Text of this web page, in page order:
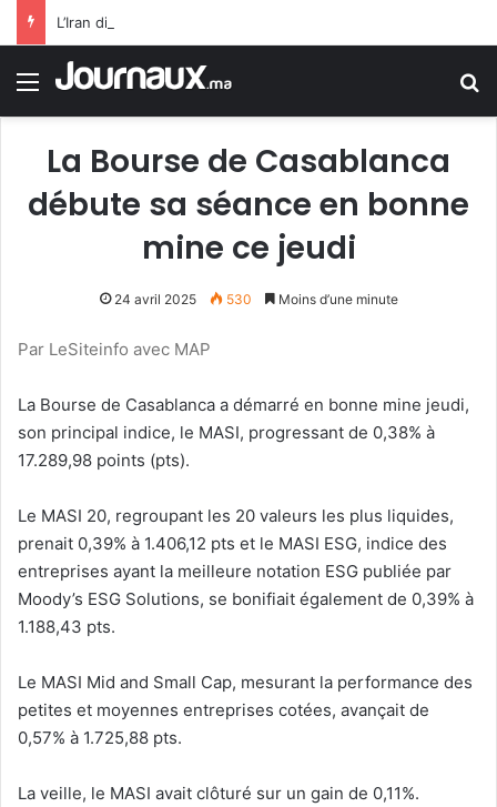
Menu
La Bourse de Casablanca
débute sa séance en bonne
mine ce jeudi
24 avril 2025 530 Moins d’une minute
Par LeSiteinfo avec MAP
La Bourse de Casablanca a démarré en bonne mine jeudi,
son principal indice, le MASI, progressant de 0,38% à
17.289,98 points (pts).
Le MASI 20, regroupant les 20 valeurs les plus liquides,
prenait 0,39% à 1.406,12 pts et le MASI ESG, indice des
entreprises ayant la meilleure notation ESG publiée par
Moody’s ESG Solutions, se bonifiait également de 0,39% à
1.188,43 pts.
Le MASI Mid and Small Cap, mesurant la performance des
petites et moyennes entreprises cotées, avançait de
0,57% à 1.725,88 pts.
La veille, le MASI avait clôturé sur un gain de 0,11%.